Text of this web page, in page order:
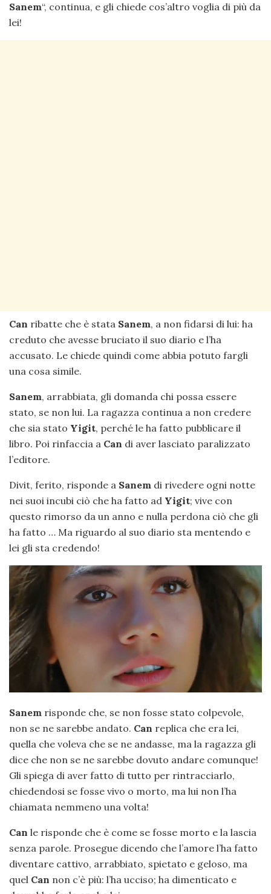
Sanem“, continua, e gli chiede cos’altro voglia di più da
lei!
Can ribatte che è stata Sanem, a non fidarsi di lui: ha
creduto che avesse bruciato il suo diario e l’ha
accusato. Le chiede quindi come abbia potuto fargli
una cosa simile.
Sanem, arrabbiata, gli domanda chi possa essere
stato, se non lui. La ragazza continua a non credere
che sia stato Yigit, perché le ha fatto pubblicare il
libro. Poi rinfaccia a Can di aver lasciato paralizzato
l’editore.
Divit, ferito, risponde a Sanem di rivedere ogni notte
nei suoi incubi ciò che ha fatto ad Yigit; vive con
questo rimorso da un anno e nulla perdona ciò che gli
ha fatto … Ma riguardo al suo diario sta mentendo e
lei gli sta credendo!
Sanem risponde che, se non fosse stato colpevole,
non se ne sarebbe andato. Can replica che era lei,
quella che voleva che se ne andasse, ma la ragazza gli
dice che non se ne sarebbe dovuto andare comunque!
Gli spiega di aver fatto di tutto per rintracciarlo,
chiedendosi se fosse vivo o morto, ma lui non l’ha
chiamata nemmeno una volta!
Can le risponde che è come se fosse morto e la lascia
senza parole. Prosegue dicendo che l’amore l’ha fatto
diventare cattivo, arrabbiato, spietato e geloso, ma
quel Can non c’è più: l’ha ucciso; ha dimenticato e